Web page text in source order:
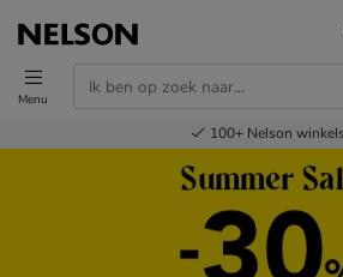
Menu
Voor 23.00u besteld,volgende
Gratisverzending en
Bestel nu,betaal later
100+ Nelson winkels